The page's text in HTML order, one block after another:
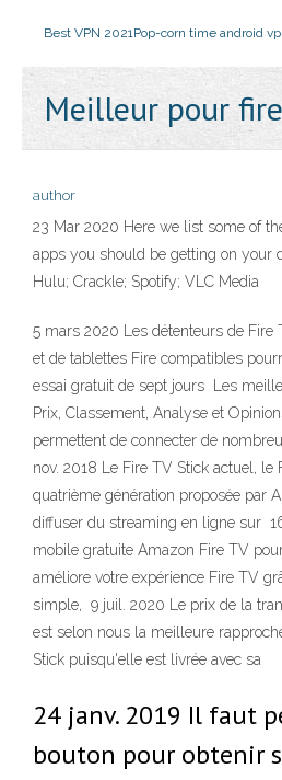
Best VPN 2021Pop-corn time android
Meilleur pour
author
23 Mar 2020 Here we list some of
apps you should be getting on your
Hulu; Crackle; Spotify; VLC Media
5 mars 2020 Les détenteurs de Fire
et de tablettes Fire compatibles
essai gratuit de sept jours Les
Prix, Classement, Analyse et
permettent de connecter de
nov. 2018 Le Fire TV Stick actuel, le
quatrième génération proposée par
diffuser du streaming en ligne sur
mobile gratuite Amazon Fire TV
améliore votre expérience Fire TV
simple, 9 juil. 2020 Le prix de la
est selon nous la meilleure
Stick puisqu'elle est livrée avec sa
24 janv. 2019 Il faut
bouton pour obtenir